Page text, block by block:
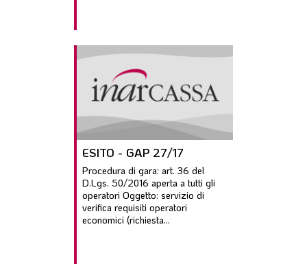
ESITO - GAP 27/17
Procedura di gara: art. 36 del
D.Lgs. 50/2016 aperta a tutti gli
operatori Oggetto: servizio di
verifica requisiti operatori
economici (richiesta...